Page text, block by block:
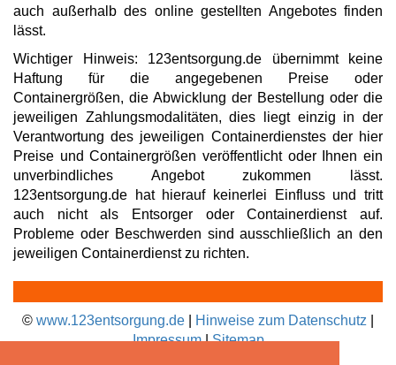
auch außerhalb des online gestellten Angebotes finden
lässt.
Wichtiger Hinweis: 123entsorgung.de übernimmt keine
Haftung für die angegebenen Preise oder
Containergrößen, die Abwicklung der Bestellung oder die
jeweiligen Zahlungsmodalitäten, dies liegt einzig in der
Verantwortung des jeweiligen Containerdienstes der hier
Preise und Containergrößen veröffentlicht oder Ihnen ein
unverbindliches Angebot zukommen lässt.
123entsorgung.de hat hierauf keinerlei Einfluss und tritt
auch nicht als Entsorger oder Containerdienst auf.
Probleme oder Beschwerden sind ausschließlich an den
jeweiligen Containerdienst zu richten.
© www.123entsorgung.de Hinweise zum Datenschutz
Impressum|Sitemap